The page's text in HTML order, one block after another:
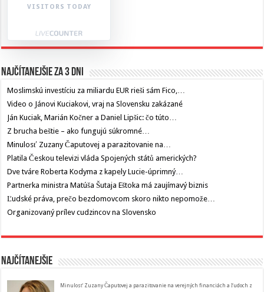
VISITORS TODAY
Najčítanejšie za 3 dni
Moslimskú investíciu za miliardu EUR rieši sám Fico,…
Video o Jánovi Kuciakovi, vraj na Slovensku zakázané
Ján Kuciak, Marián Kočner a Daniel Lipšic: čo túto…
Z brucha beštie – ako fungujú súkromné…
Minulosť Zuzany Čaputovej a parazitovanie na…
Platila Českou televizi vláda Spojených států amerických?
Dve tváre Roberta Kodyma z kapely Lucie-úprimný…
Partnerka ministra Matúša Šutaja Eštoka má zaujímavý biznis
Ľudské práva, prečo bezdomovcom skoro nikto nepomože…
Organizovaný prílev cudzincov na Slovensko
Najčítanejšie
Minulosť Zuzany Čaputovej a parazitovanie na verejných financiách a ľudoch z